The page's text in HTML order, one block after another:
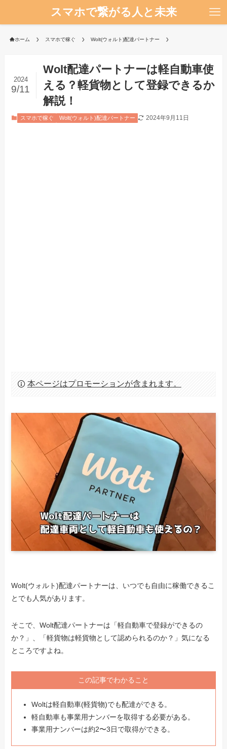
スマホで繋がる人と未来
ホーム スマホで稼ぐ Wolt(ウォルト)配達パートナー
Wolt配達パートナーは軽自動車使
える？軽貨物として登録できるか
解説！
2024
9/11
スマホで稼ぐ Wolt(ウォルト)配達パートナー 2024年9月11日
本ページはプロモーションが含まれます。
Wolt(ウォルト)配達パートナーは、いつでも自由に稼働できるこ
とでも人気があります。
そこで、Wolt配達パートナーは「軽自動車で登録ができるの
か？」、「軽貨物は軽貨物として認められるのか？」気になる
ところですよね。
この記事でわかること
Woltは軽自動車(軽貨物)でも配達ができる。
軽自動車も事業用ナンバーを取得する必要がある。
事業用ナンバーは約2〜3日で取得ができる。